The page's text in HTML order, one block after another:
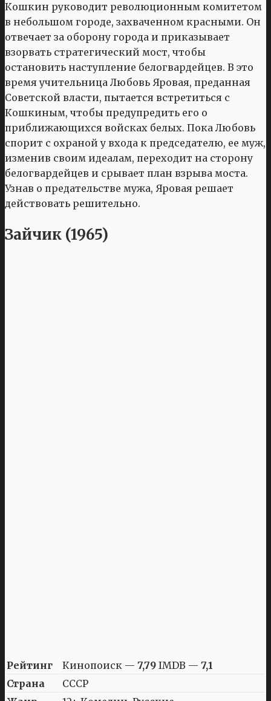
Кошкин руководит революционным комитетом
в небольшом городе, захваченном красными. Он
отвечает за оборону города и приказывает
взорвать стратегический мост, чтобы
остановить наступление белогвардейцев. В это
время учительница Любовь Яровая, преданная
Советской власти, пытается встретиться с
Кошкиным, чтобы предупредить его о
приближающихся войсках белых. Пока Любовь
спорит с охраной у входа к председателю, ее муж,
изменив своим идеалам, переходит на сторону
белогвардейцев и срывает план взрыва моста.
Узнав о предательстве мужа, Яровая решает
действовать решительно.
Зайчик (1965)
Рейтинг Кинопоиск — 7,79 IMDB — 7,1
Страна
СССР